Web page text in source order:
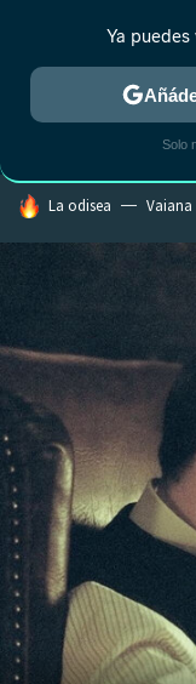
ESTRENOS
HOY SE HABLA DE
La odisea Vaiana
Ya
Solo